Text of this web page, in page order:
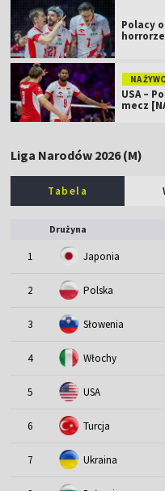
Polacy
NA
USA –
mecz
Liga Narodów 2026 (M)
Tabela
Drużyna
1 Japonia
2 Polska
3 Słowenia
4 Włochy
5 USA
6 Turcja
7 Ukraina